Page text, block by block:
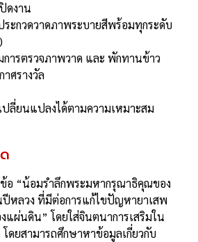
ดงาน
ระกวดวาดภาพระบายสีพร้อมทุกระดับ
การตรวจภาพวาด และ พักทานข้าว
ศรางวัล
ปลี่ยนแปลงได้ตามความเหมาะสม
อ “น้อมรำลึกพระมหากรุณาธิคุณของ
หลวง ที่มีต่อการแก้ไขปัญหายาเสพ
ผ่นดิน” โดยใส่จินตนาการเสริมใน
โดยสามารถศึกษาหาข้อมูลเกี่ยวกับ